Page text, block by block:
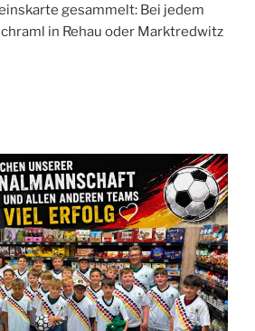
gesammelt: Bei jedem
in Rehau oder Marktredwitz